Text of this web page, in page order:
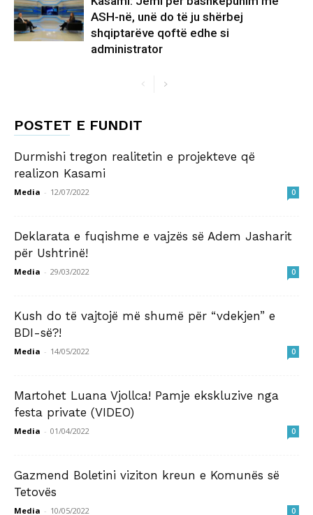
ASH-në, unë do të ju shërbej
shqiptarëve qoftë edhe si
administrator
POSTET E FUNDIT
Durmishi tregon realitetin e projekteve që
realizon Kasami
Media - 12/07/2022 0
Deklarata e fuqishme e vajzës së Adem Jasharit
për Ushtrinë!
Media - 29/03/2022 0
Kush do të vajtojë më shumë për “vdekjen” e
BDI-së?!
Media - 14/05/2022 0
Martohet Luana Vjollca! Pamje ekskluzive nga
festa private (VIDEO)
Media - 01/04/2022 0
Gazmend Boletini viziton kreun e Komunës së
Tetovës
Media - 10/05/2022 0